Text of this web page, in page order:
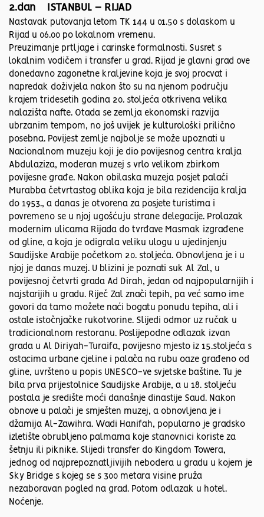
2.dan ISTANBUL – RIJAD
Nastavak putovanja letom TK 144 u 01.50 s dolaskom u
Rijad u 06.00 po lokalnom vremenu.
Preuzimanje prtljage i carinske formalnosti. Susret s
lokalnim vodičem i transfer u grad. Rijad je glavni grad ove
donedavno zagonetne kraljevine koja je svoj procvat i
napredak doživjela nakon što su na njenom području
krajem tridesetih godina 20. stoljeća otkrivena velika
nalazišta nafte. Otada se zemlja ekonomski razvija
ubrzanim tempom, no još uvijek je kulturološki prilično
posebna. Povijest zemlje najbolje se može upoznati u
Nacionalnom muzeju koji je dio povijesnog centra kralja
Abdulaziza, moderan muzej s vrlo velikom zbirkom
povijesne građe. Nakon obilaska muzeja posjet palači
Murabba četvrtastog oblika koja je bila rezidencija kralja
do 1953., a danas je otvorena za posjete turistima i
povremeno se u njoj ugošćuju strane delegacije. Prolazak
modernim ulicama Rijada do tvrđave Masmak izgrađene
od gline, a koja je odigrala veliku ulogu u ujedinjenju
Saudijske Arabije početkom 20. stoljeća. Obnovljena je i u
njoj je danas muzej. U blizini je poznati suk Al Zal, u
povijesnoj četvrti grada Ad Dirah, jedan od najpopularnijih i
najstarijih u gradu. Riječ Zal znači tepih, pa već samo ime
govori da tamo možete naći bogatu ponudu tepiha, ali i
ostale istočnjačke rukotvorine. Slijedi odmor uz ručak u
tradicionalnom restoranu. Poslijepodne odlazak izvan
grada u Al Diriyah-Turaifa, povijesno mjesto iz 15.stoljeća s
ostacima urbane cjeline i palača na rubu oaze građeno od
gline, uvršteno u popis UNESCO-ve svjetske baštine. Tu je
bila prva prijestolnice Saudijske Arabije, a u 18. stoljeću
postala je središte moći današnje dinastije Saud. Nakon
obnove u palači je smješten muzej, a obnovljena je i
džamija Al-Zawihra. Wadi Hanifah, popularno je gradsko
izletište obrubljeno palmama koje stanovnici koriste za
šetnju ili piknike. Slijedi transfer do Kingdom Towera,
jednog od najprepoznatljivijih nebodera u gradu u kojem je
Sky Bridge s kojeg se s 300 metara visine pruža
nezaboravan pogled na grad. Potom odlazak u hotel.
Noćenje.